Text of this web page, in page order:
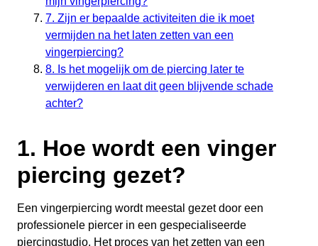
7. Zijn er bepaalde activiteiten die ik moet
vermijden na het laten zetten van een
vingerpiercing?
8. Is het mogelijk om de piercing later te
verwijderen en laat dit geen blijvende schade
achter?
1. Hoe wordt een vinger
piercing gezet?
Een vingerpiercing wordt meestal gezet door een
professionele piercer in een gespecialiseerde
piercingstudio. Het proces van het zetten van een